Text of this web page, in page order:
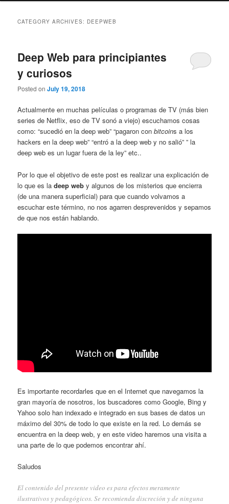
CATEGORY ARCHIVES: DEEPWEB
Deep Web para principiantes
y curiosos
Posted onJuly 19, 2018
Actualmente en muchas películas o programas de TV (más bien
series de Netflix, eso de TV sonó a viejo) escuchamos cosas
como: “sucedió en la deep web” “pagaron conbitcoins a los
hackers en la deep web” “entró a la deep web y no salió” ” la
deep web es un lugar fuera de la ley” etc..
Por lo que el objetivo de este post es realizar una explicación de
lo que es ladeep web y algunos de los misterios que encierra
(de una manera superficial) para que cuando volvamos a
escuchar este término, no nos agarren desprevenidos y sepamos
de que nos están hablando.
Es importante recordarles que en el Internet que navegamos la
gran mayoría de nosotros, los buscadores como Google, Bing y
Yahoo solo han indexado e integrado en sus bases de datos un
máximo del 30% de todo lo que existe en la red. Lo demás se
encuentra en la deep web, y en este video haremos una visita a
una parte de lo que podemos encontrar ahí.
Saludos
El contenido del presente video es para efectos meramente
ilustrativos y pedagógicos. Se recomienda discreción y de ninguna